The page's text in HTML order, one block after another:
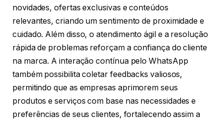
novidades, ofertas exclusivas e conteúdos
relevantes, criando um sentimento de proximidade e
cuidado. Além disso, o atendimento ágil e a resolução
rápida de problemas reforçam a confiança do cliente
na marca. A interação contínua pelo WhatsApp
também possibilita coletar feedbacks valiosos,
permitindo que as empresas aprimorem seus
produtos e serviços com base nas necessidades e
preferências de seus clientes, fortalecendo assim a